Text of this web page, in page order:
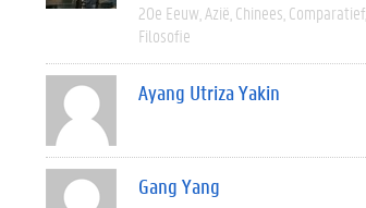
20e Eeuw Azië Chinees Comparatief
Filosofie
Ayang Utriza Yakin
Gang Yang